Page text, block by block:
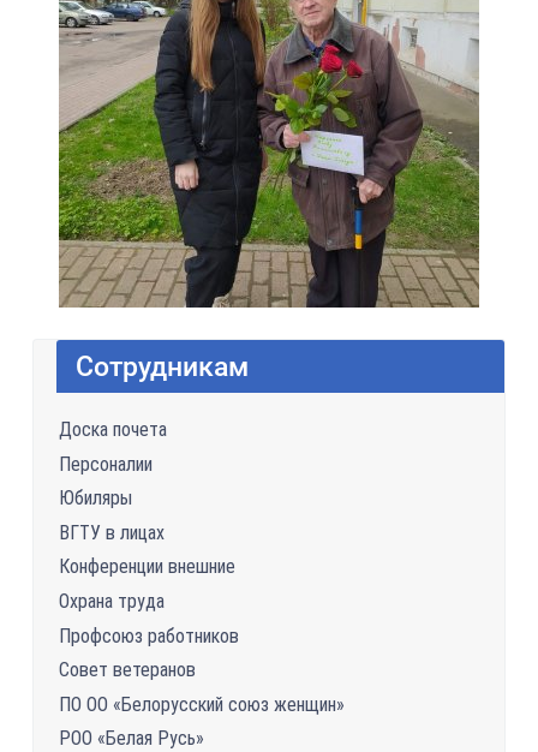
Сотрудникам
Доска почета
Персоналии
Юбиляры
ВГТУ в лицах
Конференции внешние
Охрана труда
Профсоюз работников
Совет ветеранов
ПО ОО «Белорусский союз женщин»
РОО «Белая Русь»